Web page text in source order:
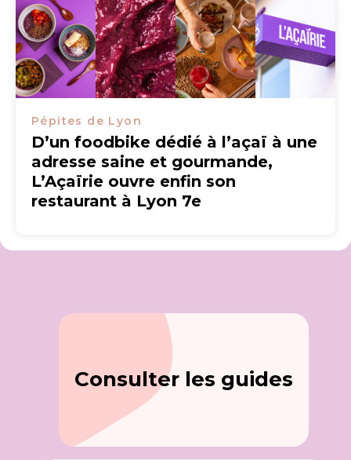
Pépites de Lyon
D’un foodbike dédié à l’açaï à une
adresse saine et gourmande,
L’Açaïrie ouvre enfin son
restaurant à Lyon 7e
Consulter les guides